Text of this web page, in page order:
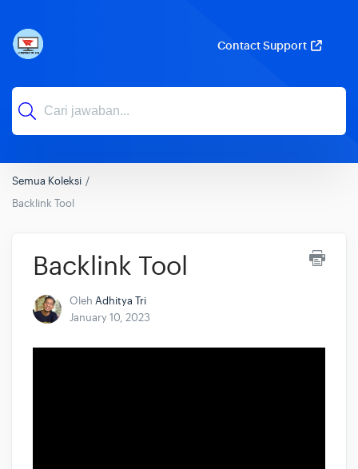
Contact Support
Semua Koleksi
Backlink Tool
Backlink Tool
Oleh Adhitya Tri
January 10, 2023